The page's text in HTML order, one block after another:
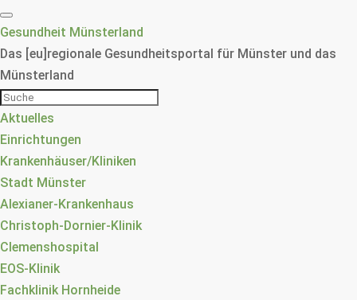
Gesundheit Münsterland
Das [eu]regionale Gesundheitsportal für Münster und das
Münsterland
Aktuelles
Einrichtungen
Krankenhäuser/Kliniken
Stadt Münster
Alexianer-Krankenhaus
Christoph-Dornier-Klinik
Clemenshospital
EOS-Klinik
Fachklinik Hornheide